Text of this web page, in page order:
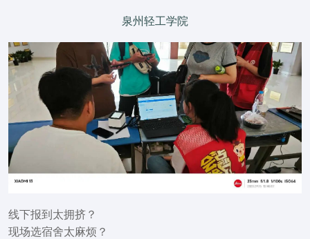
泉州轻工学院
线下报到太拥挤？
现场选宿舍太麻烦？